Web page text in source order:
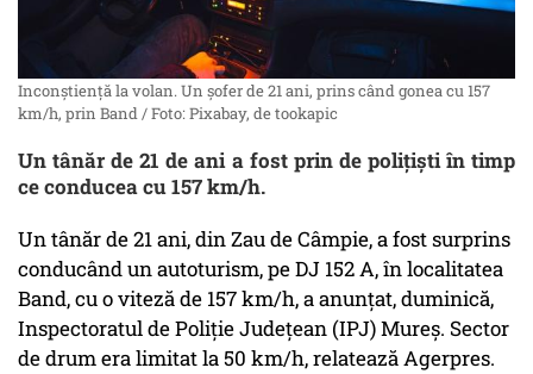
Inconștiență la volan. Un șofer de 21 ani, prins când gonea cu 157
km/h, prin Band / Foto: Pixabay, de tookapic
Un tânăr de 21 de ani a fost prin de polițiști în timp
ce conducea cu 157 km/h.
Un tânăr de 21 ani, din Zau de Câmpie, a fost surprins
conducând un autoturism, pe DJ 152 A, în localitatea
Band, cu o viteză de 157 km/h, a anunţat, duminică,
Inspectoratul de Poliţie Judeţean (IPJ) Mureş. Sector
de drum era limitat la 50 km/h, relatează Agerpres.